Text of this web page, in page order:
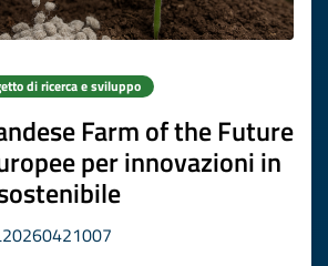
di ricerca e sviluppo
Farm of the Future
per innovazioni in